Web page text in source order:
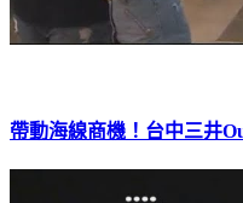
帶動海線商機！台中三井